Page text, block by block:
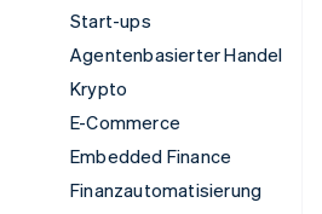
Start-ups
Agentenbasierter Handel
Krypto
E-Commerce
Embedded Finance
Finanzautomatisierung